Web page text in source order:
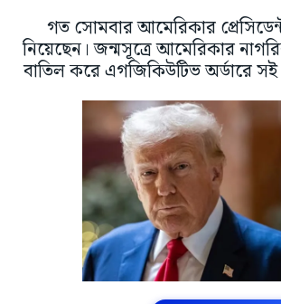
গত সোমবার আমেরিকার
নিয়েছেন। জন্মসূত্রে আমেরিকার
বাতিল করে এগজিকিউটিভ অর্ডারে সই